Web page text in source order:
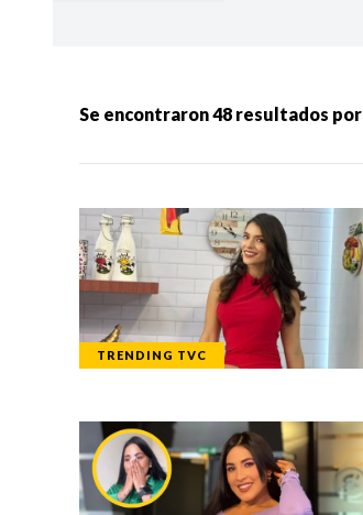
Categorias: NOTICIAS
Se encontraron48 resultados por
TRENDING TVC